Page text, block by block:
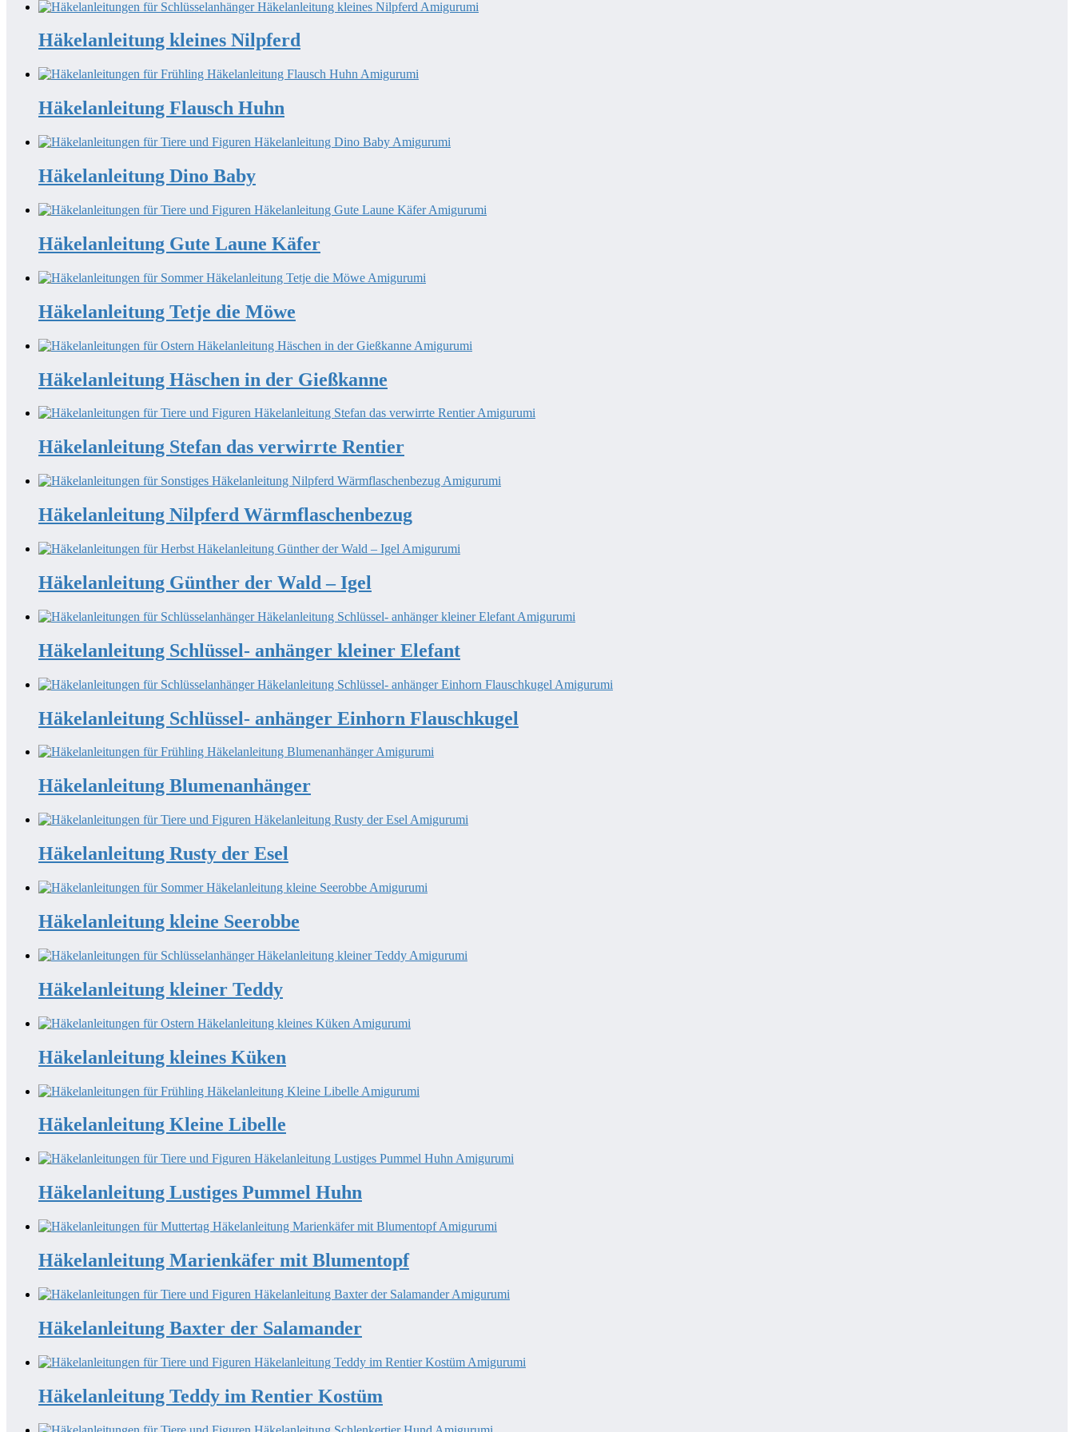
Häkelanleitung kleines Nilpferd
Häkelanleitung Flausch Huhn
Häkelanleitung Dino Baby
Häkelanleitung Gute Laune Käfer
Häkelanleitung Tetje die Möwe
Häkelanleitung Häschen in der Gießkanne
Häkelanleitung Stefan das verwirrte Rentier
Häkelanleitung Nilpferd Wärmflaschenbezug
Häkelanleitung Günther der Wald – Igel
Häkelanleitung Schlüssel- anhänger kleiner Elefant
Häkelanleitung Schlüssel- anhänger Einhorn Flauschkugel
Häkelanleitung Blumenanhänger
Häkelanleitung Rusty der Esel
Häkelanleitung kleine Seerobbe
Häkelanleitung kleiner Teddy
Häkelanleitung kleines Küken
Häkelanleitung Kleine Libelle
Häkelanleitung Lustiges Pummel Huhn
Häkelanleitung Marienkäfer mit Blumentopf
Häkelanleitung Baxter der Salamander
Häkelanleitung Teddy im Rentier Kostüm